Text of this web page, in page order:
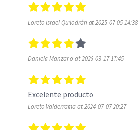
Loreto Israel Quilodrán at 2025-07-05 14:38
Daniela Manzano at 2025-03-17 17:45
Loreto Valderrama at 2024-07-07 20:27